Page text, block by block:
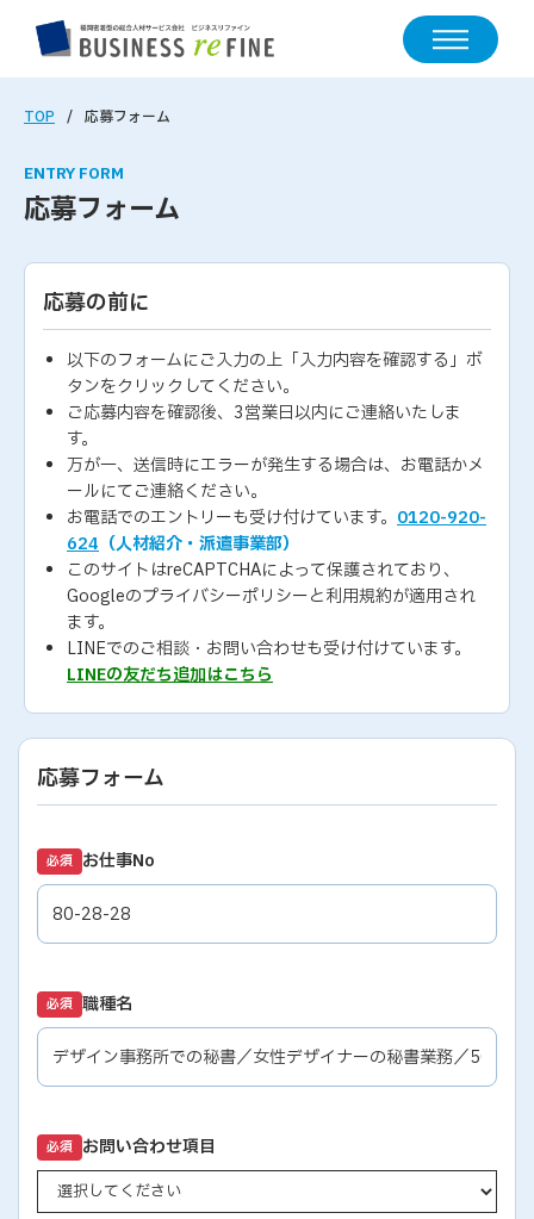
TOP 応募フォーム
ENTRY FORM
応募フォーム
応募の前に
以下のフォームにご入力の上「入力内容を確認する」ボ
タンをクリックしてください。
ご応募内容を確認後、3営業日以内にご連絡いたしま
す。
万が一、送信時にエラーが発生する場合は、お電話かメ
ールにてご連絡ください。
お電話でのエントリーも受け付けています。 0120-920-
624 （人材紹介・派遣事業部）
このサイトはreCAPTCHAによって保護されており、
Googleのプライバシーポリシーと利用規約が適用され
ます。
LINEでのご相談・お問い合わせも受け付けています。
LINEの友だち追加はこちら
応募フォーム
必須 お仕事No
必須 職種名
必須 お問い合わせ項目